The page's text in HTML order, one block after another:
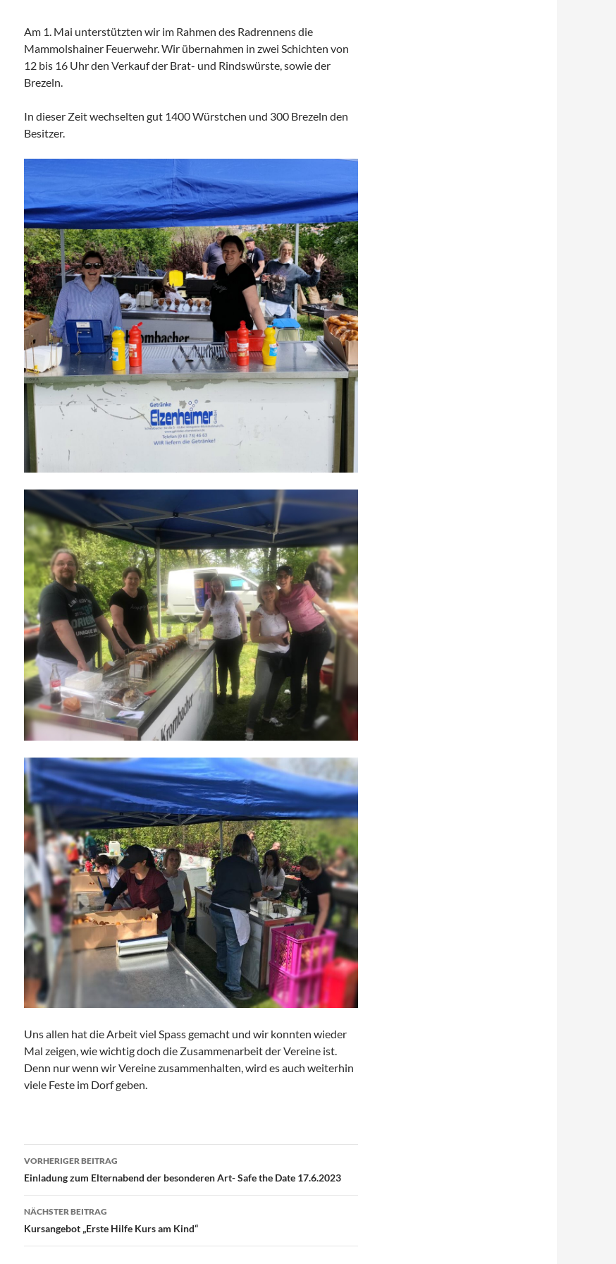
Am 1. Mai unterstützten wir im Rahmen des Radrennens die
Mammolshainer Feuerwehr. Wir übernahmen in zwei Schichten von
12 bis 16 Uhr den Verkauf der Brat- und Rindswürste, sowie der
Brezeln.
In dieser Zeit wechselten gut 1400 Würstchen und 300 Brezeln den
Besitzer.
Uns allen hat die Arbeit viel Spass gemacht und wir konnten wieder
Mal zeigen, wie wichtig doch die Zusammenarbeit der Vereine ist.
Denn nur wenn wir Vereine zusammenhalten, wird es auch weiterhin
viele Feste im Dorf geben.
Beitragsnavigation
VORHERIGER BEITRAG
Einladung zum Elternabend der besonderen Art- Safe the Date 17.6.2023
NÄCHSTER BEITRAG
Kursangebot „Erste Hilfe Kurs am Kind“